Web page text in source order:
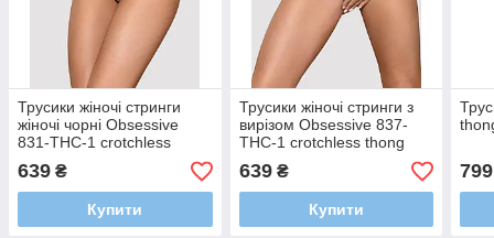
Трусики жіночі стринги
жіночі чорні Obsessive
831-THC-1 crotchless
thong L/XL
639 ₴
Купити
Трусики жіночі стринги з
вирізом Obsessive 837-
THC-1 crotchless thong
L/XL
639₴
Купити
799